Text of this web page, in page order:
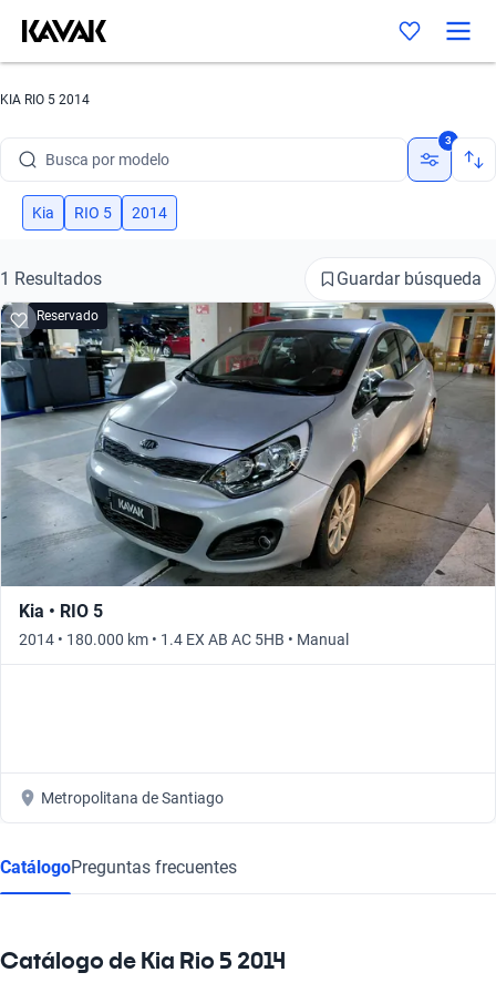
KIA RIO 5 2014
Busca por modelo
Busca por versión
Busca por marca
Busca por modelo
Busca por versión
Busca por año
3
Kia RIO 5 2014
1 Resultados Guardar búsqueda
Reservado
Kia • RIO 5
2014 • 180.000 km • 1.4 EX AB AC 5HB • Manual
Metropolitana de Santiago
CatálogoPreguntas frecuentes
Catálogo de Kia Rio 5 2014